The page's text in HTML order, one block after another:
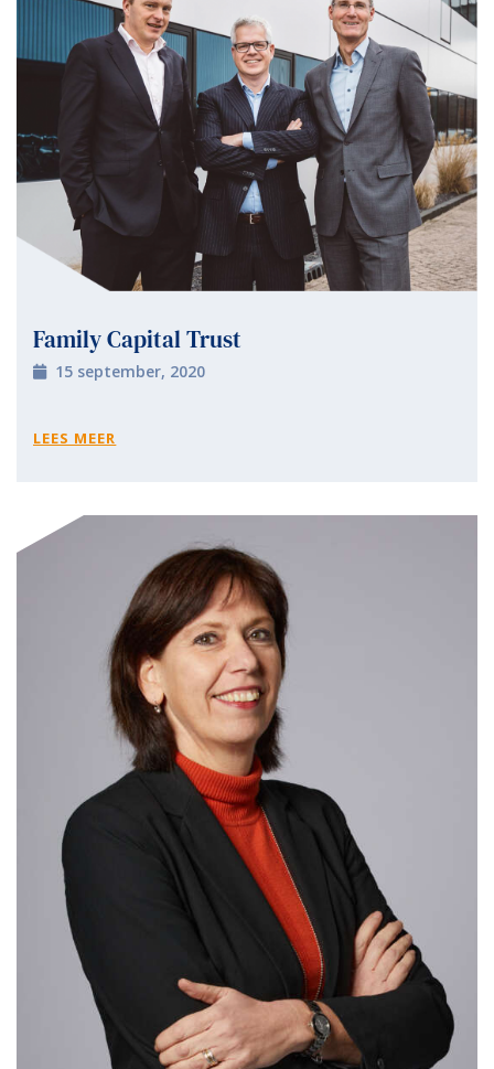
Family Capital Trust
15 september, 2020
LEES MEER